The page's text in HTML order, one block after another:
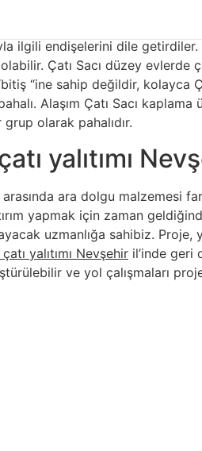
ilgili endişelerini dile getirdiler.
Çatı Sacı düzey evlerde
“ine sahip değildir,
Alaşım Çatı Sacı
olarak pahalıdır.
yalıtımı
arasında ara dolgu malzemesi
yapmak için zaman
uzmanlığa sahibiz.
yalıtımı Nevşehir il’inde geri
ve yol çalışmaları